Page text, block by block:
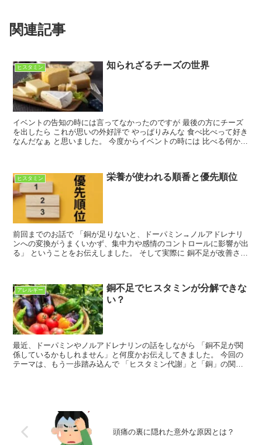
関連記事
ヒスタミン 知られざるチーズの世界
イベントの告知の時には言ってなかったのですが 最後の方にチーズ
を出したら これが思いの外好評で やっぱりみんな 食べ比べって好き
なんだなぁ と思いました。 今度からイベントの時には 比べる何かを
ヒスタミン 栄養が使われる順番と優先順位
前回までのお話で 「銅が足りないと、ドーパミン→ノルアドレナリ
ンへの変換がうまくいかず、集中力や感情のコントロールに影響が出
る」 ということをお伝えしました。 そして実際に 銅不足が改善され
アレルギー
銅不足でヒスタミンが分解できな
い？
最近、ドーパミンやノルアドレナリンの話をしながら 「銅不足が関
係しているかもしれません」と何度かお伝えしてきました。 今回の
テーマは、もう一歩踏み込んで 「ヒスタミン代謝」と「銅」の関係
頭痛の裏に隠れた意外な原因とは？